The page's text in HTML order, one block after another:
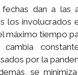
fechas dan a las
los involucrados
máximo tiempo
cambia
por la
se